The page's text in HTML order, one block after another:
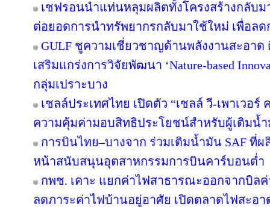
เชฟรอนนำแท่นหลุมผลิตทั้งโครงสร้างกลับ
ต่อยอดการนำทรัพยากรกลับมาใช้ใหม่ เพื่อล
GULF ชูความเชี่ยวชาญด้านพลังงานสะอา
เสริมแกร่งการวิจัยพัฒนา ‘Nature-based
กลุ่มเปราะบาง
เชลล์ประเทศไทย เปิดตัว “เชลล์ วี-เพาเวอ
ความคุ้มค่ามอบสิทธิประโยชน์สำหรับผู้เติมน้ำ
การบินไทย–บางจาก ร่วมเติมน้ำมัน SAF ที่
หน้าสนับสนุนอุตสาหกรรมการบินคาร์บอนต่ำ
กพช. เคาะ แยกค่าไฟสาธารณะออกจากบิล
ลดภาระค่าไฟบ้านอยู่อาศัย เปิดตลาดไฟสะอา